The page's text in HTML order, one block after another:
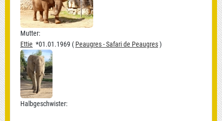
Mutter:
Ettie *01.01.1969 ( Peaugres - Safari de Peaugres)
Halbgeschwister: